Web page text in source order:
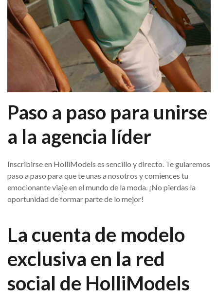
Paso a paso para unirse
a la agencia líder
Inscribirse en HolliModels es sencillo y directo. Te guiaremos
paso a paso para que te unas a nosotros y comiences tu
emocionante viaje en el mundo de la moda. ¡No pierdas la
oportunidad de formar parte de lo mejor!
La cuenta de modelo
exclusiva en la red
social de HolliModels